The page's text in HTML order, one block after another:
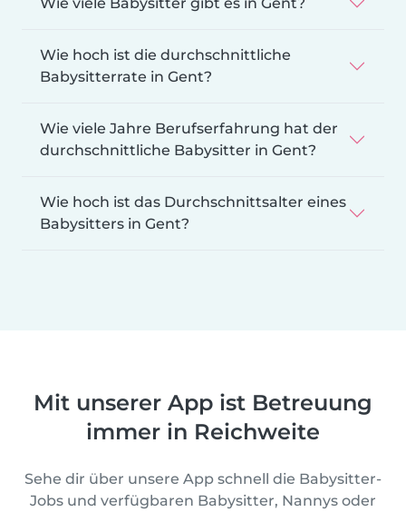
Wie hoch ist die durchschnittliche
Babysitterrate in Gent?
Wie viele Jahre Berufserfahrung hat der
durchschnittliche Babysitter in Gent?
Wie hoch ist das Durchschnittsalter eines
Babysitters in Gent?
Mit unserer App ist Betreuung
immer in Reichweite
Sehe dir über unsere App schnell die Babysitter-
Jobs und verfügbaren Babysitter, Nannys oder